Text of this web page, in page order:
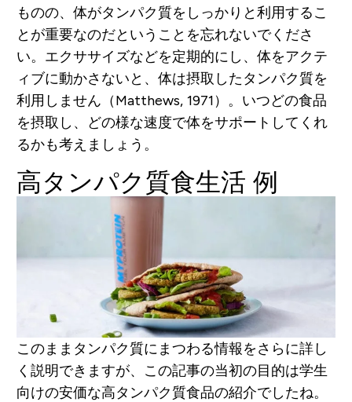
ものの、体がタンパク質をしっかりと利用するこ
とが重要なのだということを忘れないでくださ
い。エクササイズなどを定期的にし、体をアクテ
ィブに動かさないと、体は摂取したタンパク質を
利用しません（Matthews, 1971）。いつどの食品
を摂取し、どの様な速度で体をサポートしてくれ
るかも考えましょう。
高タンパク質食生活 例
このままタンパク質にまつわる情報をさらに詳し
く説明できますが、この記事の当初の目的は学生
向けの安価な高タンパク質食品の紹介でしたね。